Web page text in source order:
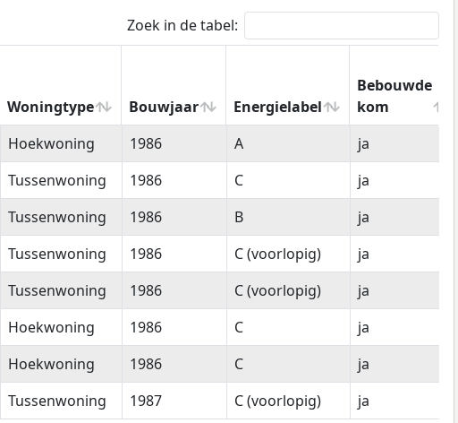
Zoek in de tabel:
Woningtype Bouwjaar Energielabel
Bebouwde
kom
Woningtype Bouwjaar Energielabel
Bebouwde
kom
Hoekwoning 1986 A
ja
Tussenwoning 1986 C
ja
Tussenwoning 1986 B
ja
Tussenwoning 1986 C (voorlopig)
ja
Tussenwoning 1986 C (voorlopig)
ja
Hoekwoning 1986 C
ja
Hoekwoning 1986 C
ja
Tussenwoning 1987 C (voorlopig) ja